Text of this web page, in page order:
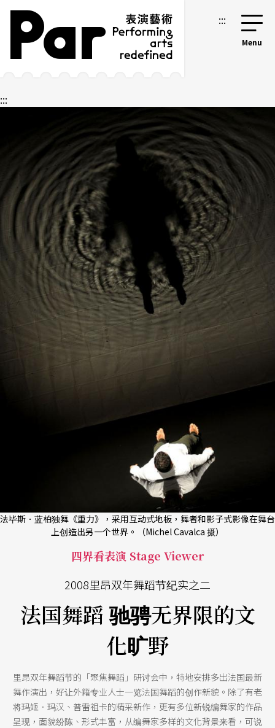
跳到主要内容区块
网站导览 :::
:::
法毕斯．蓝柏独舞《重力》，采用互动式地板，舞者和影子式影像在舞台
上创造出另一个世界。（Michel Cavalca 摄）
四界看表演 Stage Viewer
2008里昂双年舞蹈节纪实之二
法国舞蹈 驰骋无界限的文
化旷野
里昂双年舞蹈节的「聚焦舞蹈」研讨会中，特地安排多出法国最新
舞作演出，好让外籍专业人士一览法国舞蹈的创作新貌。除了有老
将玛姬．玛汉、普雷祖卡的精采新作，更有多位新锐编舞家的作品
呈现，面貌纷陈、形式丰富，从编舞家多样的文化背景来看，可说